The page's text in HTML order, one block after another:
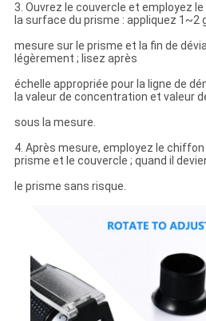
3. Ouvrez le couvercle et employez
la surface du prisme : appliquez
mesure sur le prisme et la fin de
légèrement ; lisez après
échelle appropriée pour la ligne de
la valeur de concentration et valeur
sous la mesure.
4. Après mesure, employez le
prisme et le couvercle ; quand il
le prisme sans risque.